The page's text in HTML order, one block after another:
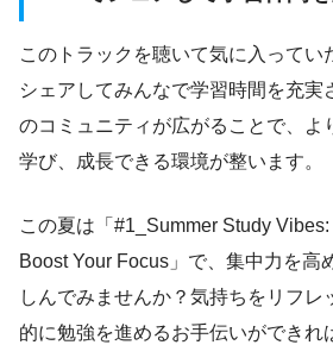
このトラックを聴いて気に入ってい
シェアしてみんなで学習時間を充実
のコミュニティが広がることで、よ
学び、成長できる環境が整います。
この夏は「#1_Summer Study
Boost Your Focus」で、集中力を高
しんでみませんか？気持ちをリフレ
的に勉強を進めるお手伝いができれ